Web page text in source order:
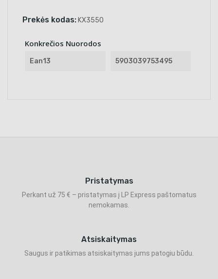
Prekės kodas: KX3550
Konkrečios Nuorodos
Ean13 5903039753495
Pristatymas
Perkant už 75 € – pristatymas į LP Express paštomatus
nemokamas.
Atsiskaitymas
Saugus ir patikimas atsiskaitymas jums patogiu būdu.